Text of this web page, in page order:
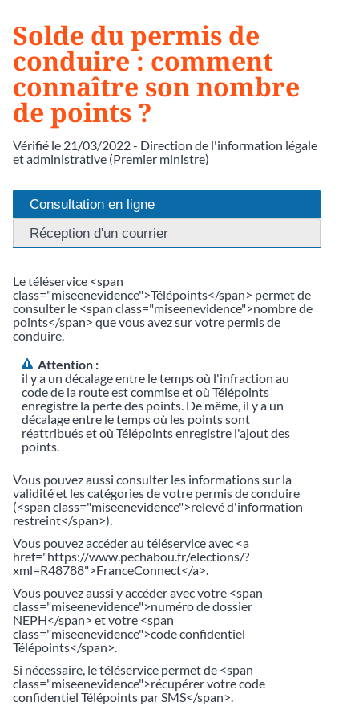
Solde du permis de
conduire : comment
connaître son nombre
de points ?
Vérifié le 21/03/2022 - Direction de l'information légale
et administrative (Premier ministre)
Consultation en ligne
Réception d'un courrier
Le téléservice <span
class="miseenevidence">Télépoints</span> permet de
consulter le <span class="miseenevidence">nombre de
points</span> que vous avez sur votre permis de
conduire.
Attention :
il y a un décalage entre le temps où l'infraction au
code de la route est commise et où Télépoints
enregistre la perte des points. De même, il y a un
décalage entre le temps où les points sont
réattribués et où Télépoints enregistre l'ajout des
points.
Vous pouvez aussi consulter les informations sur la
validité et les catégories de votre permis de conduire
(<span class="miseenevidence">relevé d'information
restreint</span>).
Vous pouvez accéder au téléservice avec <a
href="https://www.pechabou.fr/elections/?
xml=R48788">FranceConnect</a>.
Vous pouvez aussi y accéder avec votre <span
class="miseenevidence">numéro de dossier
NEPH</span> et votre <span
class="miseenevidence">code confidentiel
Télépoints</span>.
Si nécessaire, le téléservice permet de <span
class="miseenevidence">récupérer votre code
confidentiel Télépoints par SMS</span>.